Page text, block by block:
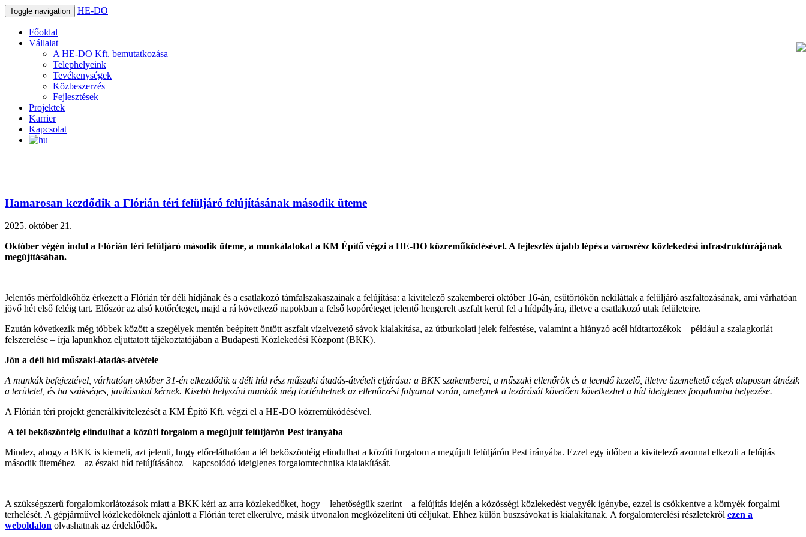
Toggle navigation HE-DO
Főoldal
Vállalat
A HE-DO Kft. bemutatkozása
Telephelyeink
Tevékenységek
Közbeszerzés
Fejlesztések
Projektek
Karrier
Kapcsolat
Hamarosan kezdődik a Flórián téri felüljáró felújításának második üteme
2025. október 21.
Október végén indul a Flórián téri felüljáró második üteme, a munkálatokat a KM Építő végzi a HE-DO közreműködésével. A fejlesztés újabb lépés a városrész közlekedési infrastruktúrájának
megújításában.
Jelentős mérföldkőhöz érkezett a Flórián tér déli hídjának és a csatlakozó támfalszakaszainak a felújítása: a kivitelező szakemberei október 16-án, csütörtökön nekiláttak a felüljáró aszfaltozásának, ami várhatóan
jövő hét első feléig tart. Először az alsó kötőréteget, majd a rá következő napokban a felső kopóréteget jelentő hengerelt aszfalt kerül fel a hídpályára, illetve a csatlakozó utak felületeire.
Ezután következik még többek között a szegélyek mentén beépített öntött aszfalt vízelvezető sávok kialakítása, az útburkolati jelek felfestése, valamint a hiányzó acél hídtartozékok – például a szalagkorlát –
felszerelése – írja lapunkhoz eljuttatott tájékoztatójában a Budapesti Közlekedési Központ (BKK).
Jön a déli híd műszaki-átadás-átvétele
A munkák befejeztével, várhatóan október 31-én elkezdődik a déli híd rész műszaki átadás-átvételi eljárása: a BKK szakemberei, a műszaki ellenőrök és a leendő kezelő, illetve üzemeltető cégek alaposan átnézik
a területet, és ha szükséges, javításokat kérnek. Kisebb helyszíni munkák még történhetnek az ellenőrzési folyamat során, amelynek a lezárását követően következhet a híd ideiglenes forgalomba helyezése.
A Flórián téri projekt generálkivitelezését a KM Építő Kft. végzi el a HE-DO közreműködésével.
A tél beköszöntéig elindulhat a közúti forgalom a megújult felüljárón Pest irányába
Mindez, ahogy a BKK is kiemeli, azt jelenti, hogy előreláthatóan a tél beköszöntéig elindulhat a közúti forgalom a megújult felüljárón Pest irányába. Ezzel egy időben a kivitelező azonnal elkezdi a felújtás
második üteméhez – az északi híd felújításához – kapcsolódó ideiglenes forgalomtechnika kialakítását.
A szükségszerű forgalomkorlátozások miatt a BKK kéri az arra közlekedőket, hogy – lehetőségük szerint – a felújítás idején a közösségi közlekedést vegyék igénybe, ezzel is csökkentve a környék forgalmi
terhelését. A gépjárművel közlekedőknek ajánlott a Flórián teret elkerülve, másik útvonalon megközelíteni úti céljukat. Ehhez külön buszsávokat is kialakítanak. A forgalomterelési részletekről ezen a
weboldalon olvashatnak az érdeklődők.